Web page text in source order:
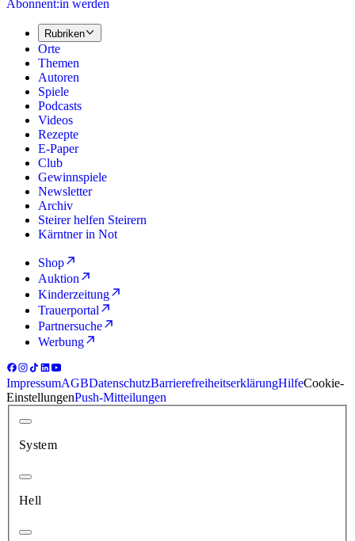
Abonnent:in werden
Rubriken
Orte
Themen
Autoren
Spiele
Podcasts
Videos
Rezepte
E-Paper
Club
Gewinnspiele
Newsletter
Archiv
Steirer helfen Steirern
Kärntner in Not
Shop
Auktion
Kinderzeitung
Trauerportal
Partnersuche
Werbung
ImpressumAGBDatenschutzBarrierefreiheitserklärungHilfeCookie-
EinstellungenPush-Mitteilungen
System
Hell